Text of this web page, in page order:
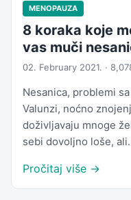
MENOPAUZA
8 koraka koje
vas muči
02. February 2021. ·
Nesanica, problemi
Valunzi, noćno
doživljavaju mnoge
sebi dovoljno loše,
Pročitaj više →